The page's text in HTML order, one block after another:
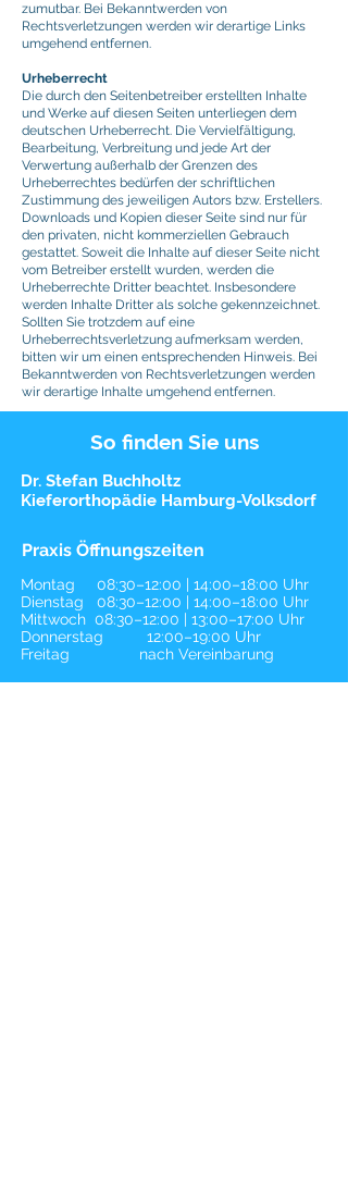
zumutbar. Bei Bekanntwerden von
Rechtsverletzungen werden wir derartige Links
umgehend entfernen.
Urheberrecht
Die durch den Seitenbetreiber erstellten Inhalte
und Werke auf diesen Seiten unterliegen dem
deutschen Urheberrecht. Die Vervielfältigung,
Bearbeitung, Verbreitung und jede Art der
Verwertung außerhalb der Grenzen des
Urheberrechtes bedürfen der schriftlichen
Zustimmung des jeweiligen Autors bzw. Erstellers.
Downloads und Kopien dieser Seite sind nur für
den privaten, nicht kommerziellen Gebrauch
gestattet. Soweit die Inhalte auf dieser Seite nicht
vom Betreiber erstellt wurden, werden die
Urheberrechte Dritter beachtet. Insbesondere
werden Inhalte Dritter als solche gekennzeichnet.
Sollten Sie trotzdem auf eine
Urheberrechtsverletzung aufmerksam werden,
bitten wir um einen entsprechenden Hinweis. Bei
Bekanntwerden von Rechtsverletzungen werden
wir derartige Inhalte umgehend entfernen.
So finden Sie uns
Dr. Stefan Buchholtz
Kieferorthopädie Hamburg-Volksdorf
Praxis Öffnungszeiten
Montag 08:30–12:00 | 14:00–18:00 Uhr
Dienstag 08:30–12:00 | 14:00–18:00 Uhr
Mittwoch 08:30–12:00 | 13:00–17:00 Uhr
Donnerstag 12:00–19:00 Uhr
Freitag nach Vereinbarung